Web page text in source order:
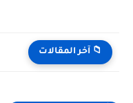
📁 آخر المقالات